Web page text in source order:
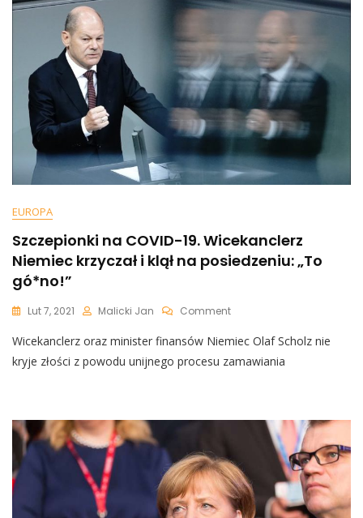
2?
„Brudna
Umowa”
I
Wyciek
Dokumentów
Mówią
O
Porozumieniu
Gigantyczną
Kwotę
EUROPA
Szczepionki na COVID-19. Wicekanclerz
Niemiec krzyczał i klął na posiedzeniu: „To
gó*no!”
Lut 7, 2021 Malicki Jan CommentOn
Na
COVID-
Krzyczał
Na
Posiedzeniu:
„To
Gó*no!”
Wicekanclerz oraz minister finansów Niemiec Olaf Scholz nie
kryje złości z powodu unijnego procesu zamawiania